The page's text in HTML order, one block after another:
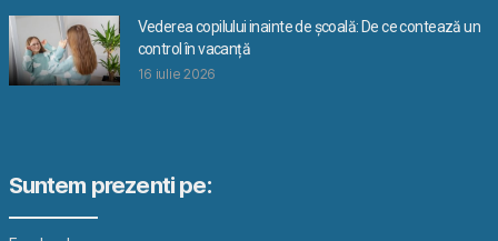
Vederea copilului inainte de școală: De ce contează un
control în vacanță
16 iulie 2026
Suntem prezenti pe: